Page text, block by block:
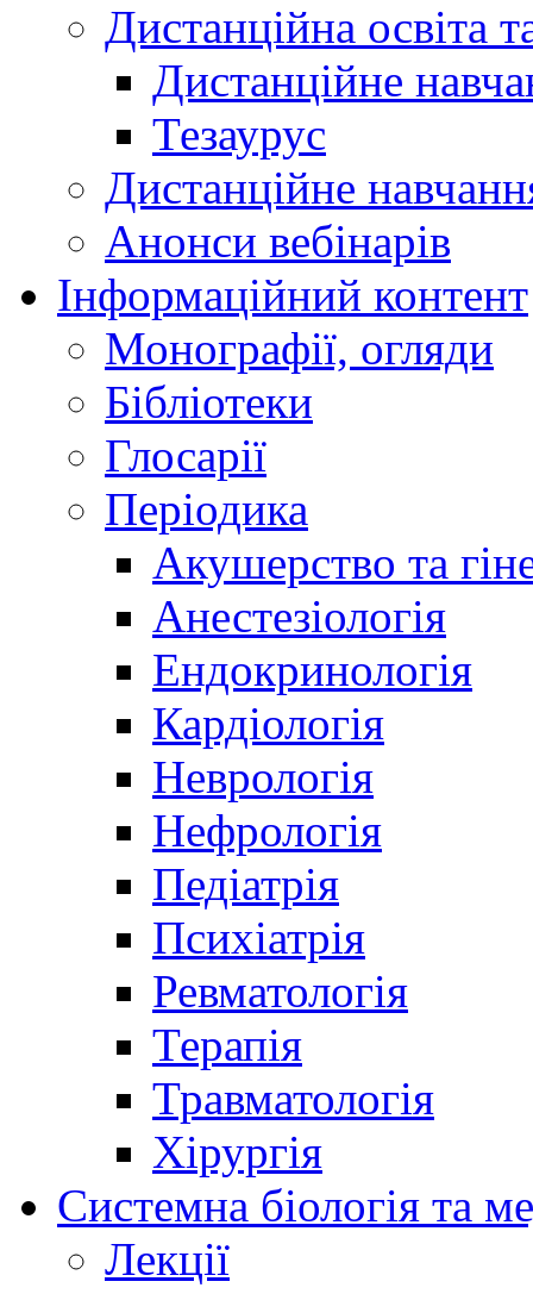
Дистанційна освіта
Дистанційне
Тезаурус
Дистанційне
Анонси вебінарів
Інформаційний контент
Монографії, огляди
Бібліотеки
Глосарії
Періодика
Акушерство та
Анестезіологія
Ендокринологія
Кардіологія
Неврологія
Нефрологія
Педіатрія
Психіатрія
Ревматологія
Терапія
Травматологія
Хірургія
Системна біологія та
Лекції